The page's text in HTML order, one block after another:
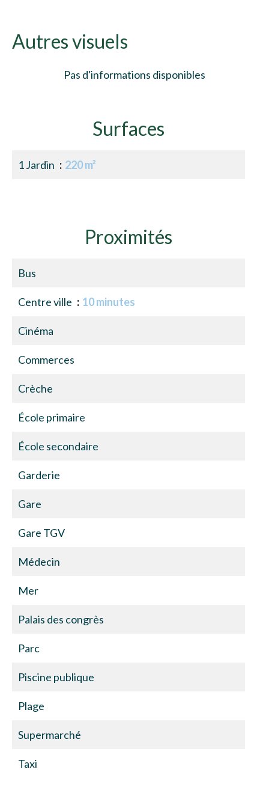
Autres visuels
Pas d'informations disponibles
Surfaces
1 Jardin 220 m²
Proximités
Bus
Centre ville 10 minutes
Cinéma
Commerces
Crèche
École primaire
École secondaire
Garderie
Gare
Gare TGV
Médecin
Mer
Palais des congrès
Parc
Piscine publique
Plage
Supermarché
Taxi